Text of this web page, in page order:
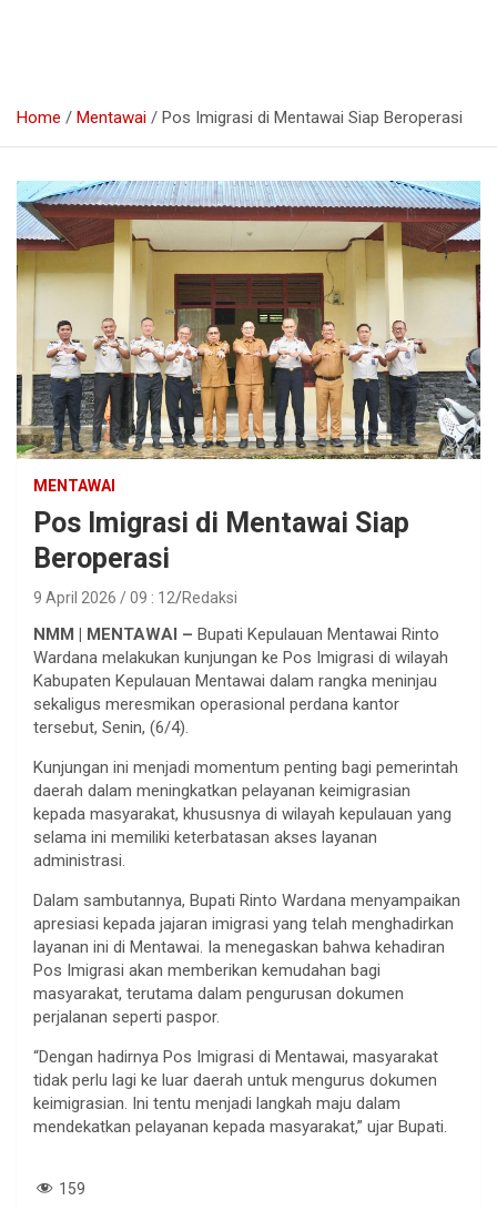
Home Mentawai Pos Imigrasi di Mentawai Siap Beroperasi
MENTAWAI
Pos Imigrasi di Mentawai Siap
Beroperasi
9 April 2026 / 09 : 12 Redaksi
NMM | MENTAWAI – Bupati Kepulauan Mentawai Rinto
Wardana melakukan kunjungan ke Pos Imigrasi di wilayah
Kabupaten Kepulauan Mentawai dalam rangka meninjau
sekaligus meresmikan operasional perdana kantor
tersebut, Senin, (6/4).
Kunjungan ini menjadi momentum penting bagi pemerintah
daerah dalam meningkatkan pelayanan keimigrasian
kepada masyarakat, khususnya di wilayah kepulauan yang
selama ini memiliki keterbatasan akses layanan
administrasi.
Dalam sambutannya, Bupati Rinto Wardana menyampaikan
apresiasi kepada jajaran imigrasi yang telah menghadirkan
layanan ini di Mentawai. Ia menegaskan bahwa kehadiran
Pos Imigrasi akan memberikan kemudahan bagi
masyarakat, terutama dalam pengurusan dokumen
perjalanan seperti paspor.
“Dengan hadirnya Pos Imigrasi di Mentawai, masyarakat
tidak perlu lagi ke luar daerah untuk mengurus dokumen
keimigrasian. Ini tentu menjadi langkah maju dalam
mendekatkan pelayanan kepada masyarakat,” ujar Bupati.
159